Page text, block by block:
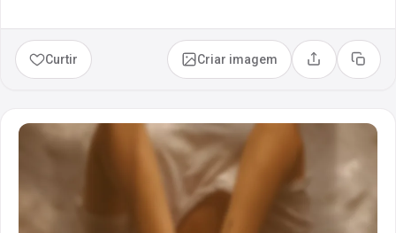
Curtir Criar imagem Compartilhar
Copiar